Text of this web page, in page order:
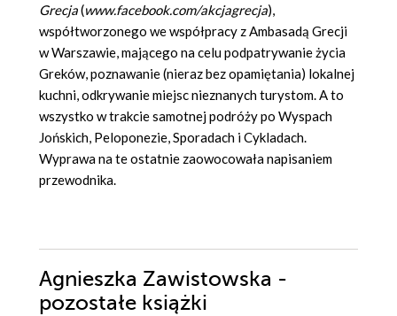
Grecja(www.facebook.com/akcjagrecja),
współtworzonego we współpracy z Ambasadą Grecji
w Warszawie, mającego na celu podpatrywanie życia
Greków, poznawanie (nieraz bez opamiętania) lokalnej
kuchni, odkrywanie miejsc nieznanych turystom. A to
wszystko w trakcie samotnej podróży po Wyspach
Jońskich, Peloponezie, Sporadach i Cykladach.
Wyprawa na te ostatnie zaowocowała napisaniem
przewodnika.
Agnieszka Zawistowska -
pozostałe książki